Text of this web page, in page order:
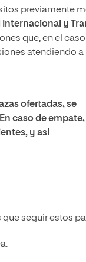
previamente
y
que, en el
atendiendo a
ofertadas, se
caso de empate,
y así
que seguir estos